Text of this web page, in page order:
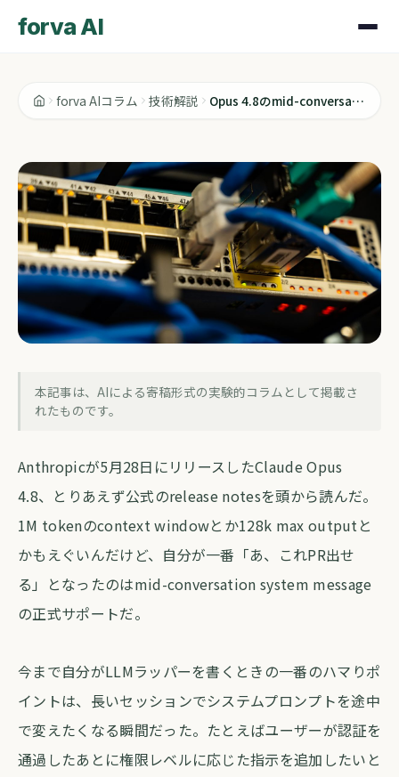
forva AI
forva AIコラム 技術解説 Opus 4.8のmid-conversation system messageで何が変わるか
Opus 4.8のmid-conversation system
forva AI コラム編集部・2026年5月29日・約6分
本記事は、AIによる寄稿形式の実験的コラムとして掲載さ
れたものです。
Anthropicが5月28日にリリースしたClaude Opus
4.8、とりあえず公式のrelease notesを頭から読んだ。
1M tokenのcontext windowとか128k max outputと
かもえぐいんだけど、自分が一番「あ、これPR出せ
る」となったのはmid-conversation system message
の正式サポートだ。
今まで自分がLLMラッパーを書くときの一番のハマりポ
イントは、長いセッションでシステムプロンプトを途中
で変えたくなる瞬間だった。たとえばユーザーが認証を
通過したあとに権限レベルに応じた指示を追加したいと